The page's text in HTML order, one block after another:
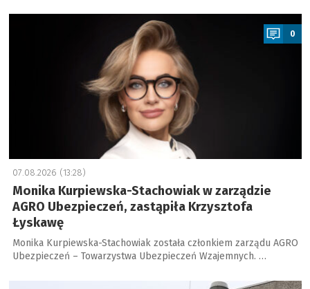
a
0
07.08.2026 (13:28)
Monika Kurpiewska-Stachowiak w zarządzie
AGRO Ubezpieczeń, zastąpiła Krzysztofa
Łyskawę
Monika Kurpiewska-Stachowiak została członkiem zarządu AGRO
Ubezpieczeń – Towarzystwa Ubezpieczeń Wzajemnych. …